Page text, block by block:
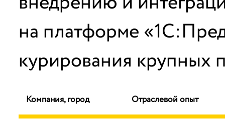
на платформе
курирования крупных
Компания, город Отраслевой опыт